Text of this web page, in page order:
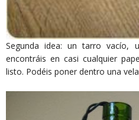
Segunda idea: un tarro vacío,
encontráis en casi cualquier
listo. Podéis poner dentro una